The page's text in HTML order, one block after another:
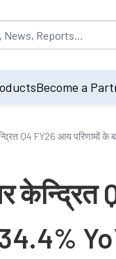
by default on
Become a
Q4 FY26 आय परिणामों के